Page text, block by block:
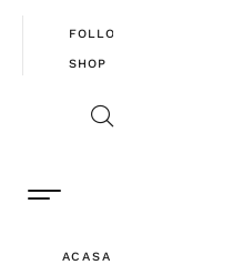
FOLLOW
SHOP
ACASA